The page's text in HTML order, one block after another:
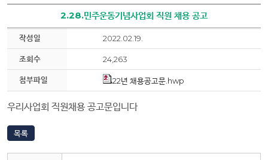
2.28.민주운동기념사업회 직원 채용 공고
작성일 2022.02.19.
조회수 24,263
첨부파일 22년 채용공고문.hwp
우리사업회 직원채용 공고문입니다
목록